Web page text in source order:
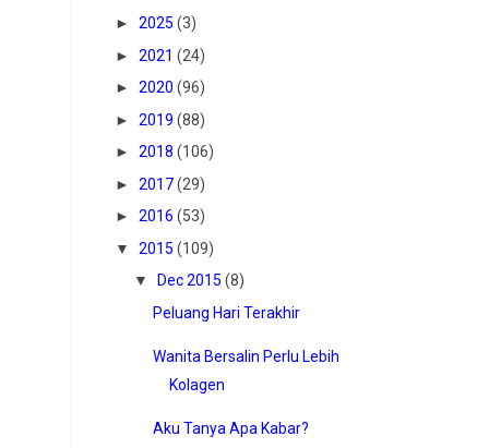
► 2025 (3)
► 2021 (24)
► 2020 (96)
► 2019 (88)
► 2018 (106)
► 2017(29)
► 2016 (53)
▼
2015 (109)
▼
Dec 2015 (8)
Peluang Hari Terakhir
Wanita Bersalin Perlu Lebih
Kolagen
Aku Tanya Apa Kabar?